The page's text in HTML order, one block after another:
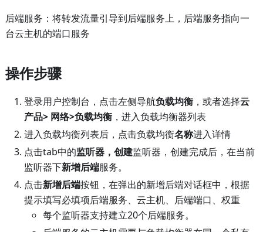
后端服务：将转发流量引导到后端服务上，后端服务指向一
台云主机的端口服务
操作步骤
登录用户控制台，点击左侧导航负载均衡 ，或者选择云
产品> 网络>负载均衡 ，进入负载均衡器列表
进入负载均衡列表后，点击负载均衡名称进入详情
点击tab中的监听器，创建监听器，创建完成后，在当前
监听器下新增后端服务。
点击新增后端按钮，在弹出的新增后端对话框中，根据
提示填写必填项后端服务、云主机、后端端口、权重
每个监听器支持建立20个后端服务。